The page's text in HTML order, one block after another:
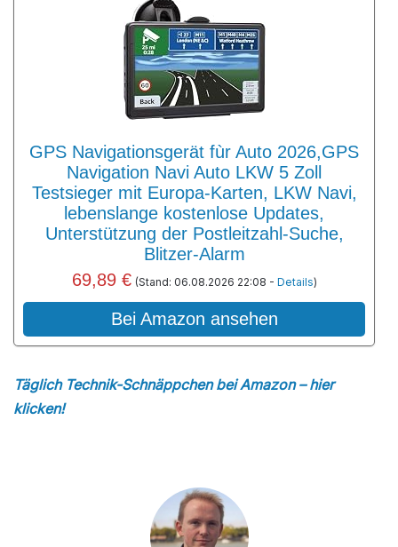
GPS Navigationsgerät fùr Auto 2026,GPS
Navigation Navi Auto LKW 5 Zoll
Testsieger mit Europa-Karten, LKW Navi,
lebenslange kostenlose Updates,
Unterstützung der Postleitzahl-Suche,
Blitzer-Alarm
69,89 € (Stand: 06.08.2026 22:08 - Details)
Bei Amazon ansehen
Täglich Technik-Schnäppchen bei Amazon – hier
klicken!